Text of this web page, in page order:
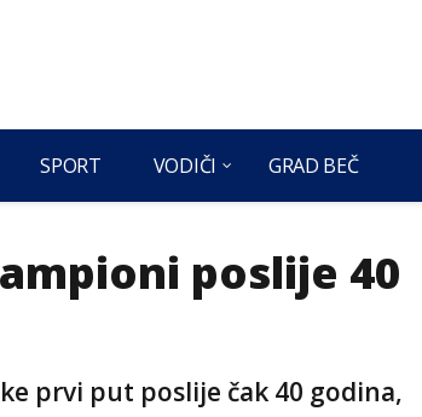
SPORT VODIČI GRAD BEČ
poslije 40
prvi put poslije čak 40 godina,